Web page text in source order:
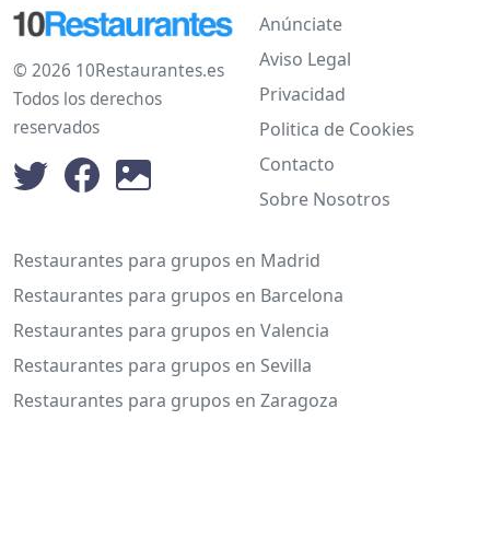
© 2026 10Restaurantes.es
Todos los derechos
reservados
Anúnciate
Aviso Legal
Privacidad
Politica de Cookies
Contacto
Sobre Nosotros
Restaurantes para grupos en Madrid
Restaurantes para grupos en Barcelona
Restaurantes para grupos en Valencia
Restaurantes para grupos en Sevilla
Restaurantes para grupos en Zaragoza